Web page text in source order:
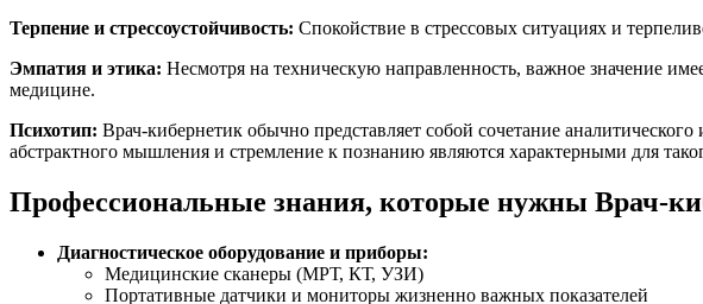
Терпение и стрессоустойчивость: Спокойствие в стрессовых ситуациях и
Эмпатия и этика: Несмотря на техническую направленность, важное значение
медицине.
Психотип: Врач-кибернетик обычно представляет собой сочетание
абстрактного мышления и стремление к познанию являются характерными для
Профессиональные знания, которые нужны Врач-
Диагностическое оборудование и приборы:
Медицинские сканеры (МРТ, КТ, УЗИ)
Портативные датчики и мониторы жизненно важных показателей